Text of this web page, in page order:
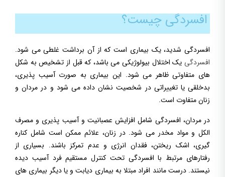
افسردگی چیست؟
افسردگی شدید، یک بیماری است که از آن برداشت غلطی می شود.
افسردگی یک اختلال بیولوژیکی می باشد، که قبل از تشخیص به شکل
های متفاوتی ظاهر می شود. این بیماری به صورت آسیب پذیری،
بدخلقی یا تغییراتی در شخصیت نشان داده می شود و در مردان و
زنان متفاوت است.
در مردان، افسردگی شامل افزایش عصبانیت و آسیب پذیری و مصرف
الکل و مواد مخدر می شود. در زنان، علائم ممکن است شامل کناره
گیری، اشک ریختن، فقدان انرژی و عدم تمرکز باشند. بسیاری از
رفتارهای مرتبط با افسردگی تحت کنترل مستقیم فرد آسیب دیده
نیستند. درست مانند افراد مبتلا به بیماری دیابت و یا دیگر بیماری های